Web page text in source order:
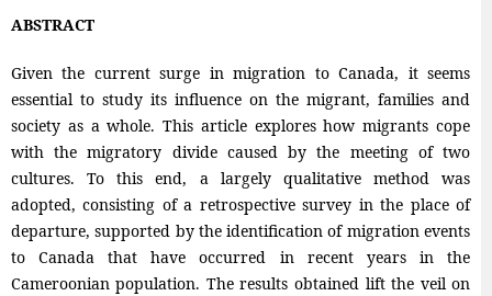
ABSTRACT
Given the current surge in migration to Canada, it seems
essential to study its influence on the migrant, families and
society as a whole. This article explores how migrants cope
with the migratory divide caused by the meeting of two
cultures. To this end, a largely qualitative method was
adopted, consisting of a retrospective survey in the place of
departure, supported by the identification of migration events
to Canada that have occurred in recent years in the
Cameroonian population. The results obtained lift the veil on